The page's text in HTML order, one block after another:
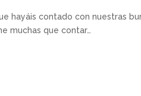
hayáis contado con nuestras
muchas que contar…